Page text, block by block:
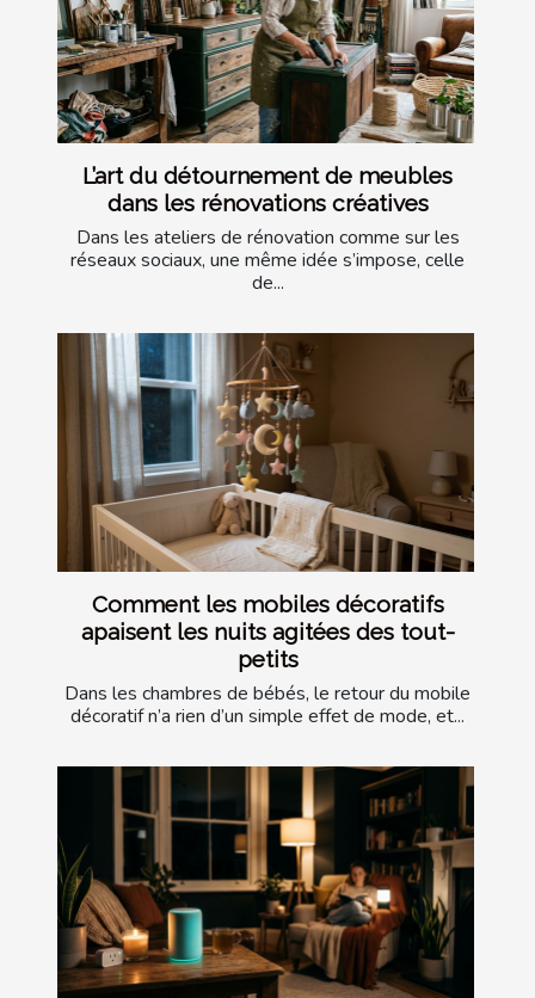
L’art du détournement de meubles
dans les rénovations créatives
Dans les ateliers de rénovation comme sur les
réseaux sociaux, une même idée s’impose, celle
de...
Comment les mobiles décoratifs
apaisent les nuits agitées des tout-
petits
Dans les chambres de bébés, le retour du mobile
décoratif n’a rien d’un simple effet de mode, et...